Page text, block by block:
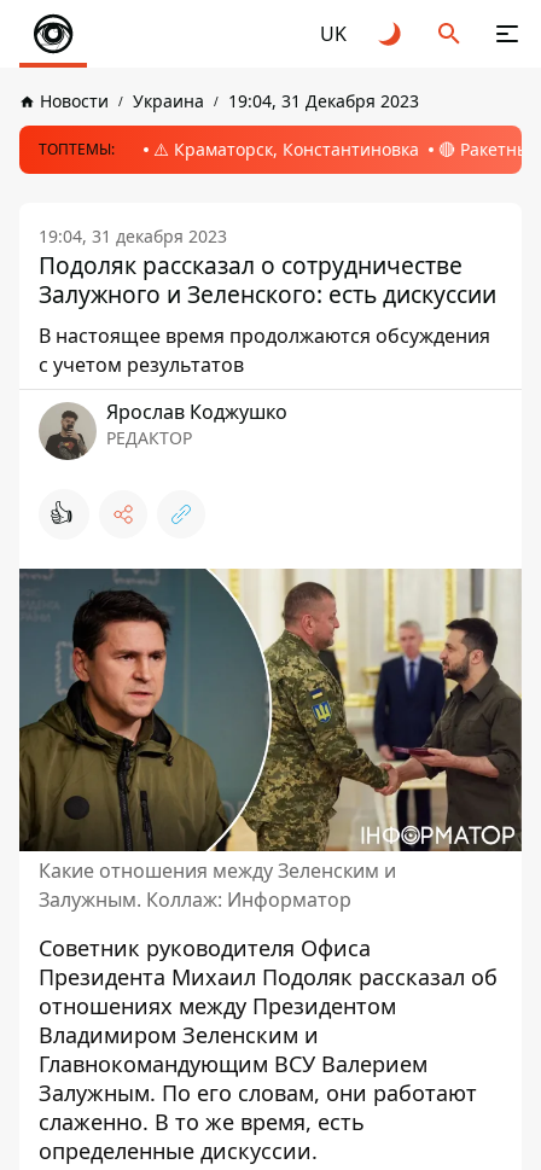
UK
Новости Украина 19:04, 31 Декабря 2023
ТОПТЕМЫ: ⚠️ Краматорск, Константиновка 🔴
19:04, 31 декабря 2023
Подоляк рассказал о сотрудничестве
Залужного и Зеленского: есть дискуссии
В настоящее время продолжаются обсуждения
с учетом результатов
Ярослав Коджушко
РЕДАКТОР
👍
Какие отношения между Зеленским и
Залужным. Коллаж: Информатор
Советник руководителя Офиса
Президента Михаил Подоляк рассказал об
отношениях между Президентом
Владимиром Зеленским и
Главнокомандующим ВСУ Валерием
Залужным. По его словам, они работают
слаженно. В то же время, есть
определенные дискуссии.